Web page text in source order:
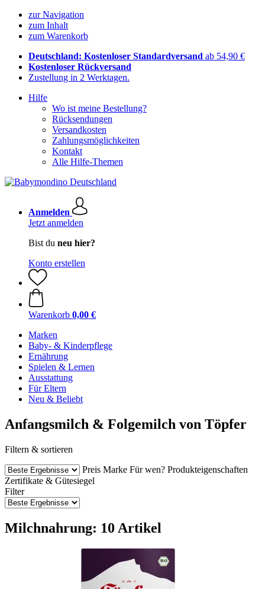
zur Navigation
zum Inhalt
zum Warenkorb
Deutschland: Kostenloser Standardversand ab 54,90 €
Kostenloser Rückversand
Zustellung in 2 Werktagen.
Hilfe
Wo ist meine Bestellung?
Rücksendungen
Versandkosten
Zahlungsmöglichkeiten
Kontakt
Alle Hilfe-Themen
Anmelden
Jetzt anmelden
Bist du neu hier?
Konto erstellen
Warenkorb 0,00 €
Marken
Baby- & Kinderpflege
Ernährung
Spielen & Lernen
Ausstattung
Für Eltern
Neu & Beliebt
Anfangsmilch & Folgemilch von Töpfer
Filtern & sortieren
Preis Marke Für wen? Produkteigenschaften
Zertifikate & Gütesiegel
Filter
Milchnahrung: 10 Artikel